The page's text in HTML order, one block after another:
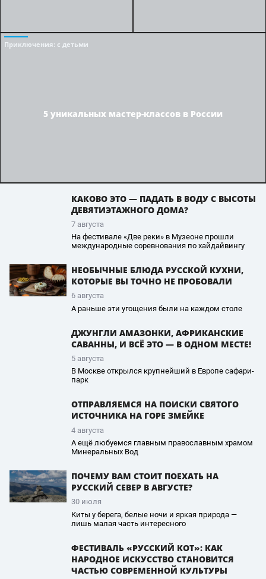
Приключения: с детьми
5 уникальных мастер-классов в России
КАКОВО ЭТО — ПАДАТЬ В ВОДУ С ВЫСОТЫ
ДЕВЯТИЭТАЖНОГО ДОМА?
7 августа
На фестивале «Две реки» в Музеоне прошли
международные соревнования по хайдайвингу
НЕОБЫЧНЫЕ БЛЮДА РУССКОЙ КУХНИ,
КОТОРЫЕ ВЫ ТОЧНО НЕ ПРОБОВАЛИ
6 августа
А раньше эти угощения были на каждом столе
ДЖУНГЛИ АМАЗОНКИ, АФРИКАНСКИЕ
САВАННЫ, И ВСЁ ЭТО — В ОДНОМ МЕСТЕ!
5 августа
В Москве открылся крупнейший в Европе сафари-
парк
ОТПРАВЛЯЕМСЯ НА ПОИСКИ СВЯТОГО
ИСТОЧНИКА НА ГОРЕ ЗМЕЙКЕ
4 августа
А ещё любуемся главным православным храмом
Минеральных Вод
ПОЧЕМУ ВАМ СТОИТ ПОЕХАТЬ НА
РУССКИЙ СЕВЕР В АВГУСТЕ?
30 июля
Киты у берега, белые ночи и яркая природа —
лишь малая часть интересного
ФЕСТИВАЛЬ «РУССКИЙ КОТ»: КАК
НАРОДНОЕ ИСКУССТВО СТАНОВИТСЯ
ЧАСТЬЮ СОВРЕМЕННОЙ КУЛЬТУРЫ